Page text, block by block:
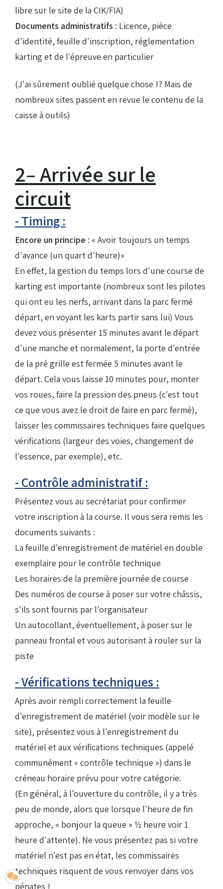
libre sur le site de la CIK/FIA)
Documents administratifs : Licence, pièce
d'identité, feuille d'inscription, réglementation
karting et de l'épreuve en particulier
(J'ai sûrement oublié quelque chose !? Mais de
nombreux sites passent en revue le contenu de la
caisse à outils)
2– Arrivée sur le
circuit
- Timing :
Encore un principe : « Avoir toujours un temps
d'avance (un quart d'heure)»
En effet, la gestion du temps lors d'une course de
karting est importante (nombreux sont les pilotes
qui ont eu les nerfs, arrivant dans la parc fermé
départ, en voyant les karts partir sans lui) Vous
devez vous présenter 15 minutes avant le départ
d'une manche et normalement, la porte d'entrée
de la pré grille est fermée 5 minutes avant le
départ. Cela vous laisse 10 minutes pour, monter
vos roues, faire la pression des pneus (c'est tout
ce que vous avez le droit de faire en parc fermé),
laisser les commissaires techniques faire quelques
vérifications (largeur des voies, changement de
l'essence, par exemple), etc.
- Contrôle administratif :
Présentez vous au secrétariat pour confirmer
votre inscription à la course. Il vous sera remis les
documents suivants :
La feuille d'enregistrement de matériel en double
exemplaire pour le contrôle technique
Les horaires de la première journée de course
Des numéros de course à poser sur votre châssis,
s'ils sont fournis par l'organisateur
Un autocollant, éventuellement, à poser sur le
panneau frontal et vous autorisant à rouler sur la
piste
- Vérifications techniques :
Après avoir rempli correctement la feuille
d'enregistrement de matériel (voir modèle sur le
site), présentez vous à l'enregistrement du
matériel et aux vérifications techniques (appelé
communément « contrôle technique ») dans le
créneau horaire prévu pour votre catégorie.
(En général, à l'ouverture du contrôle, il y a très
peu de monde, alors que lorsque l'heure de fin
approche, « bonjour la queue » ½ heure voir 1
heure d'attente). Ne vous présentez pas si votre
matériel n'est pas en état, les commissaires
techniques risquent de vous renvoyer dans vos
pénates !